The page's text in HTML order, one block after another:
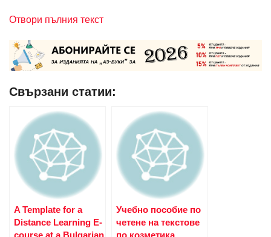
Отвори пълния текст
Свързани статии:
A Template for a
Distance Learning E-
course at a Bulgarian
Учебно пособие по
четене на текстове
по козметика